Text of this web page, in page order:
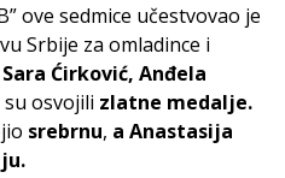
ove sedmice učestvovao je
Srbije za omladince i
Sara Ćirković, Anđela
su osvojili zlatne medalje.
srebrnu, a Anastasija